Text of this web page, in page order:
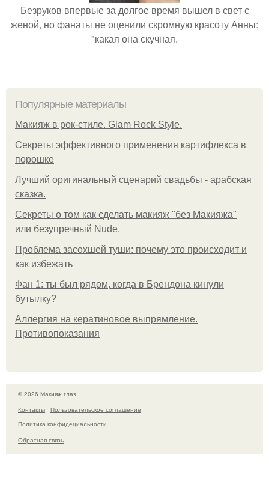
Безруков впервые за долгое время вышел в свет с
женой, но фанаты не оценили скромную красоту Анны:
"какая она скучная.
Популярные материалы
Макияж в рок-стиле. Glam Rock Style.
Секреты эффективного применения картифлекса в
порошке
Лучший оригинальный сценарий свадьбы - арабская
сказка.
Секреты о том как сделать макияж "без Макияжа"
или безупречный Nude.
Проблема засохшей туши: почему это происходит и
как избежать
Фан 1: ты был рядом, когда в Брендона кинули
бутылку?
Аллергия на кератиновое выпрямление.
Противопоказания
© 2026 Макияж глаз
Контакты
Пользовательское соглашение
Политика конфидециальности
Обратная связь